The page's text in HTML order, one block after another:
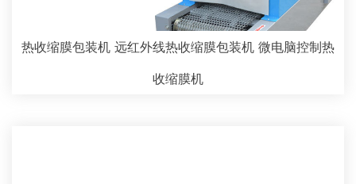
热收缩膜包装机 远红外线热收缩膜包装机 微电脑控制热
收缩膜机